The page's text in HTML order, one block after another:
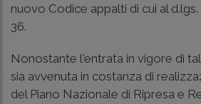
nuovo Codice appalti di cui al d.lgs.
36.
Nonostante l'entrata in vigore di
sia avvenuta in costanza di
del Piano Nazionale di Ripresa e